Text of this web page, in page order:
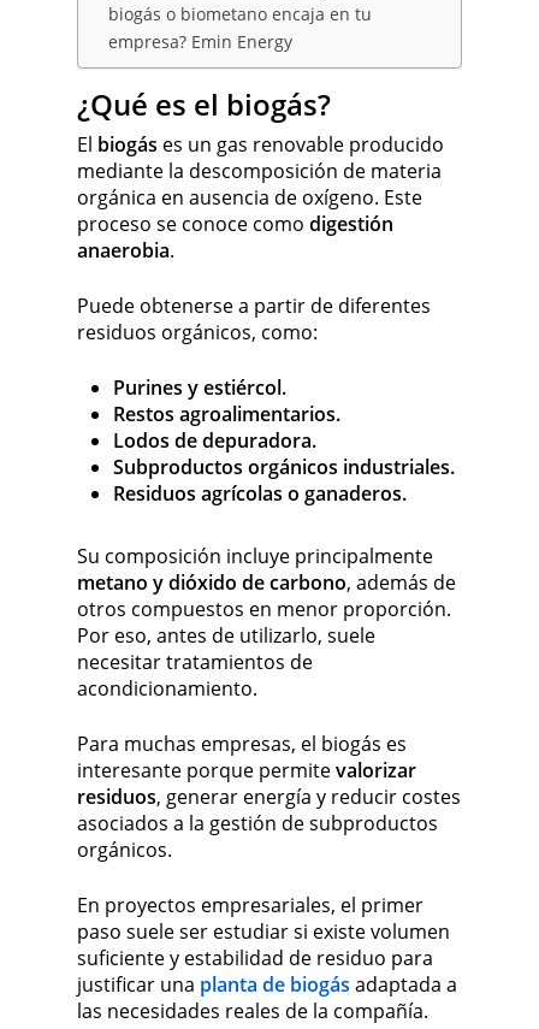
biogás o biometano encaja en tu
empresa? Emin Energy
¿Qué es el biogás?
El biogás es un gas renovable producido
mediante la descomposición de materia
orgánica en ausencia de oxígeno. Este
proceso se conoce como digestión
anaerobia.
Puede obtenerse a partir de diferentes
residuos orgánicos, como:
Purines y estiércol.
Restos agroalimentarios.
Lodos de depuradora.
Subproductos orgánicos industriales.
Residuos agrícolas o ganaderos.
Su composición incluye principalmente
metano y dióxido de carbono, además de
otros compuestos en menor proporción.
Por eso, antes de utilizarlo, suele
necesitar tratamientos de
acondicionamiento.
Para muchas empresas, el biogás es
interesante porque permitevalorizar
residuos, generar energía y reducir costes
asociados a la gestión de subproductos
orgánicos.
En proyectos empresariales, el primer
paso suele ser estudiar si existe volumen
suficiente y estabilidad de residuo para
justificar una planta de biogás adaptada a
las necesidades reales de la compañía.